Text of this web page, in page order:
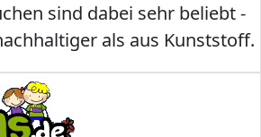
sind dabei sehr beliebt -
als aus Kunststoff.